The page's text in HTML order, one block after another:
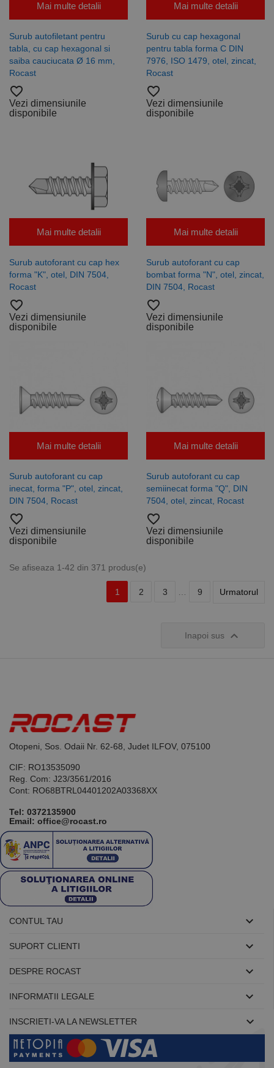
Mai multe detalii
Surub autofiletant pentru
tabla, cu cap hexagonal si
saiba cauciucata Ø 16 mm,
Rocast
favorite_border
Vezi dimensiunile
disponibile
Mai multe detalii
Surub cu cap hexagonal
pentru tabla forma C DIN
7976, ISO 1479, otel, zincat,
Rocast
favorite_border
Vezi dimensiunile
disponibile
Mai multe detalii
Surub autoforant cu cap hex
forma "K", otel, DIN 7504,
Rocast
favorite_border
Vezi dimensiunile
disponibile
Mai multe detalii
Surub autoforant cu cap
bombat forma "N", otel, zincat,
DIN 7504, Rocast
favorite_border
Vezi dimensiunile
disponibile
Mai multe detalii
Surub autoforant cu cap
inecat, forma "P", otel, zincat,
DIN 7504, Rocast
favorite_border
Vezi dimensiunile
disponibile
Mai multe detalii
Surub autoforant cu cap
semiinecat forma "Q", DIN
7504, otel, zincat, Rocast
favorite_border
Vezi dimensiunile
disponibile
Se afiseaza 1-42 din 371 produs(e)
1 2 3 9 Urmatorul
Inapoi sus 
Otopeni, Sos. Odaii Nr. 62-68, Judet ILFOV, 075100
CIF: RO13535090
Reg. Com: J23/3561/2016
Cont: RO68BTRL04401202A03368XX
Tel: 0372135900
Email: office@rocast.ro
CONTUL TAU 
SUPORT CLIENTI 
DESPRE ROCAST 
INFORMATII LEGALE 
INSCRIETI-VA LA NEWSLETTER 